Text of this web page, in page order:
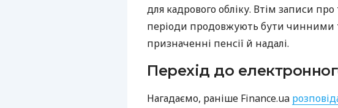
для кадрового обліку. Втім записи
періоди продовжують бути чинними
призначенні пенсії й надалі.
Перехід до
Нагадаємо, раніше Finance.ua